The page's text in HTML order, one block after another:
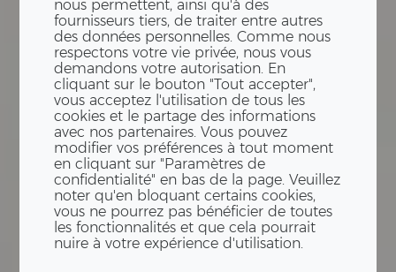
nous permettent, ainsi qu'à des
fournisseurs tiers, de traiter entre autres
des données personnelles. Comme nous
respectons votre vie privée, nous vous
demandons votre autorisation. En
cliquant sur le bouton "Tout accepter",
vous acceptez l'utilisation de tous les
cookies et le partage des informations
avec nos partenaires. Vous pouvez
modifier vos préférences à tout moment
en cliquant sur "Paramètres de
confidentialité" en bas de la page. Veuillez
noter qu'en bloquant certains cookies,
vous ne pourrez pas bénéficier de toutes
les fonctionnalités et que cela pourrait
nuire à votre expérience d'utilisation.